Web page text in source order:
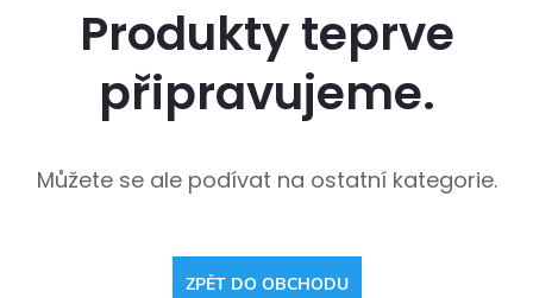
Produkty teprve
připravujeme.
Můžete se ale podívat na ostatní kategorie.
ZPĚT DO OBCHODU